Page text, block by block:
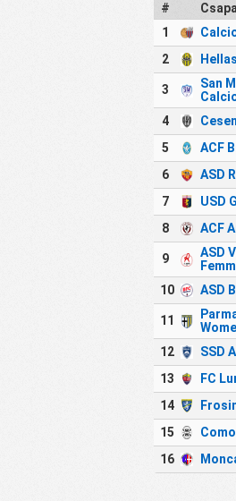
#
1
2
3
San
4
5
ACF
6
ASD
7
USD
8
ACF
9
ASD
10 ASD
11
12 SSD
13
FC
14
15
16